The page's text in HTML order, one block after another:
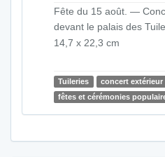
Fête du 15 août. —
devant le palais des
14,7 x 22,3 cm
Tuileries concert extérieur
fêtes et cérémonies